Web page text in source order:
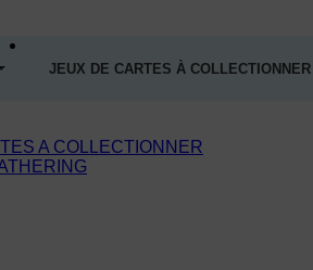
JEUX DE CARTES À COLLECTIONNER
A COLLECTIONNER